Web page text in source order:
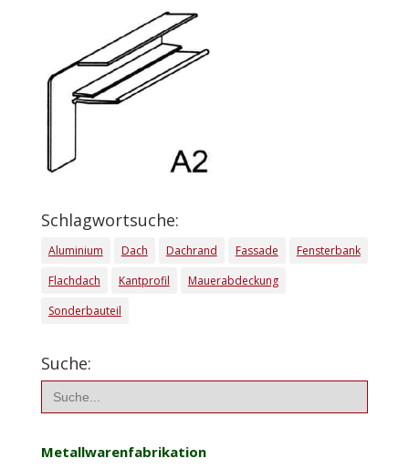
Schlagwortsuche:
Aluminium Dach Dachrand Fassade
Fensterbank
Flachdach
Kantprofil
Mauerabdeckung
Sonderbauteil
Suche:
Search
for:
Metallwarenfabrikation